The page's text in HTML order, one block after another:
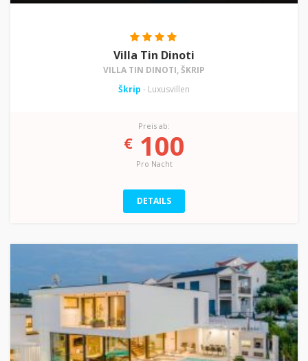
Villa Tin Dinoti
VILLA TIN DINOTI, ŠKRIP
Škrip - Luxusvillen
Preis ab:
€100
Pro Nacht
DETAILS